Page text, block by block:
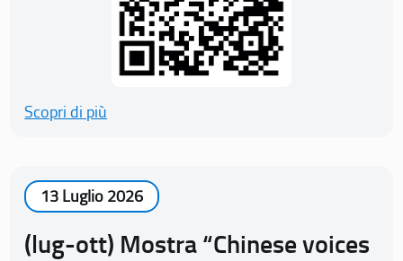
Scopri di più
13 Luglio 2026
(lug-ott) Mostra “Chinese voices